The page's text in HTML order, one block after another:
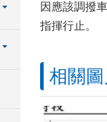
因應該調撥
指揮行止。
相關